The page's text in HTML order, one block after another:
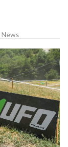
News